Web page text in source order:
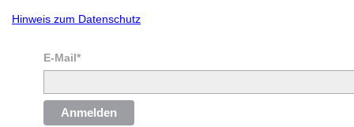
Hinweis zum Datenschutz
E-Mail*
Anmelden